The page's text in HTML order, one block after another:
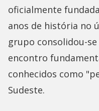
oficialmente
anos de história no
grupo consolidou-
encontro
conhecidos como
Sudeste.